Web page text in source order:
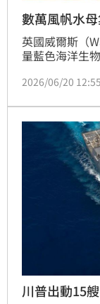
數萬風帆水
英國威爾斯（
量藍色海洋生
外型奇特、顏
母」的Velella
模現蹤，如今
2026/06/20 12:55
川普出動15